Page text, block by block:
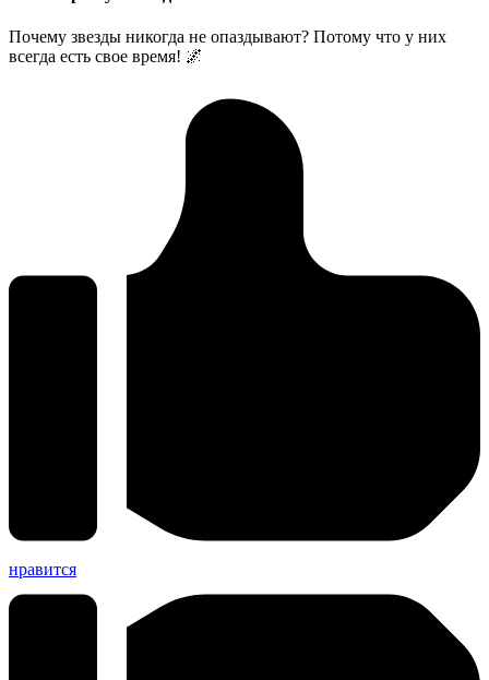
Почему звезды никогда не опаздывают? Потому что у них
всегда есть свое время! 🌌
нравится